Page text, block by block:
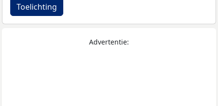
Toelichting
Advertentie: